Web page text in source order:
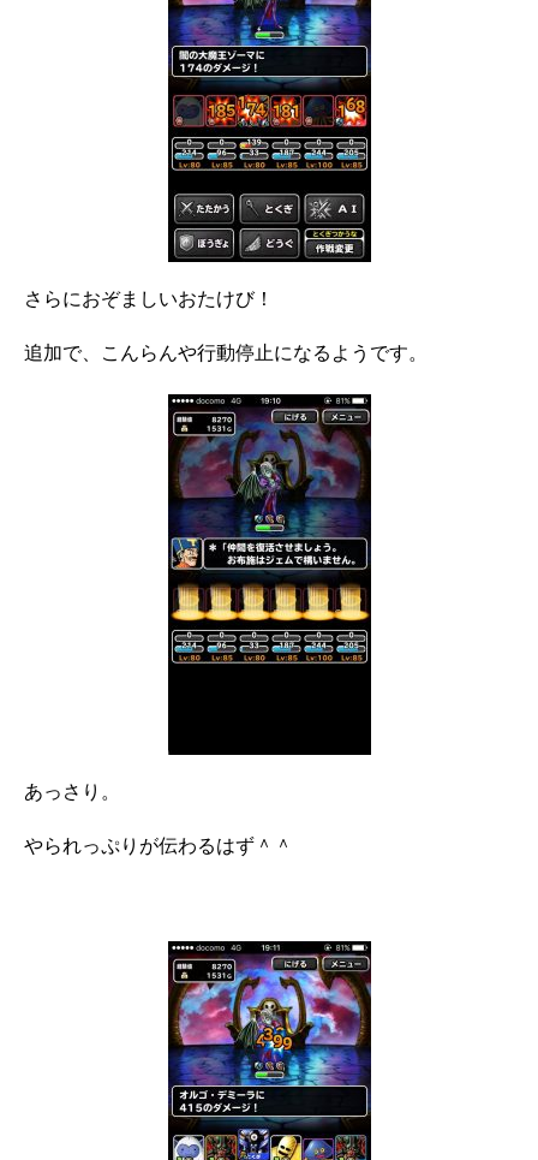
さらにおぞましいおたけび！
追加で、こんらんや行動停止になるようです。
あっさり。
やられっぷりが伝わるはず＾＾